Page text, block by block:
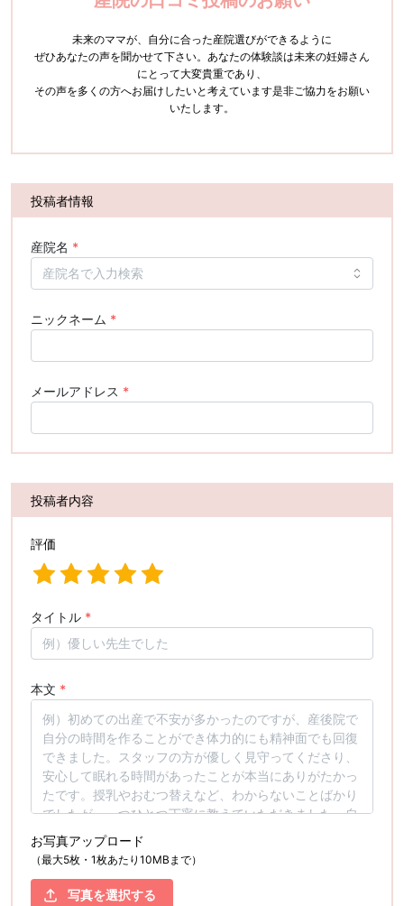
未来のママが、自分に合った産院選びができるように
ぜひあなたの声を聞かせて下さい。 あなたの体験談は未来の妊婦さん
にとって大変貴重であり、
その声を多くの方へお届けしたいと考えています是非ご協力をお願い
いたします。
投稿者情報
産院名 *
ニックネーム *
メールアドレス *
投稿者内容
評価
タイトル *
本文 *
お写真アップロード
（最大5枚・1枚あたり10MBまで）
写真を選択する